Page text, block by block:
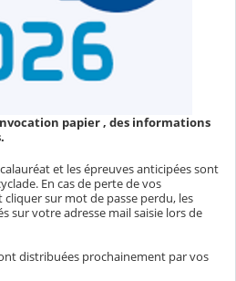
papier , des informations
et les épreuves anticipées sont
En cas de perte de vos
sur mot de passe perdu, les
sur votre adresse mail saisie lors de
distribuées prochainement par vos